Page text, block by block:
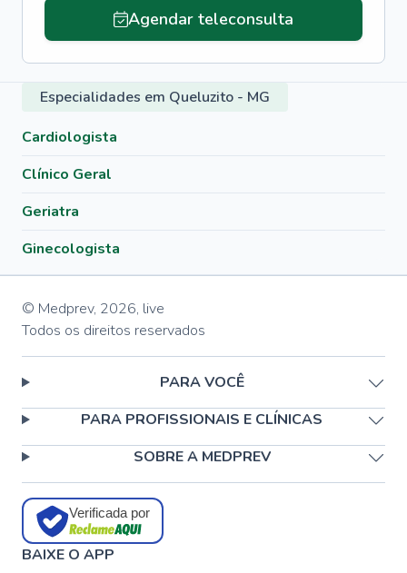
Agendar teleconsulta
Especialidades em Queluzito - MG
Cardiologista
Clínico Geral
Geriatra
Ginecologista
© Medprev, 2026, live
Todos os direitos reservados
PARA VOCÊ
PARA PROFISSIONAIS E CLÍNICAS
SOBRE A MEDPREV
Verificada por
BAIXE O APP